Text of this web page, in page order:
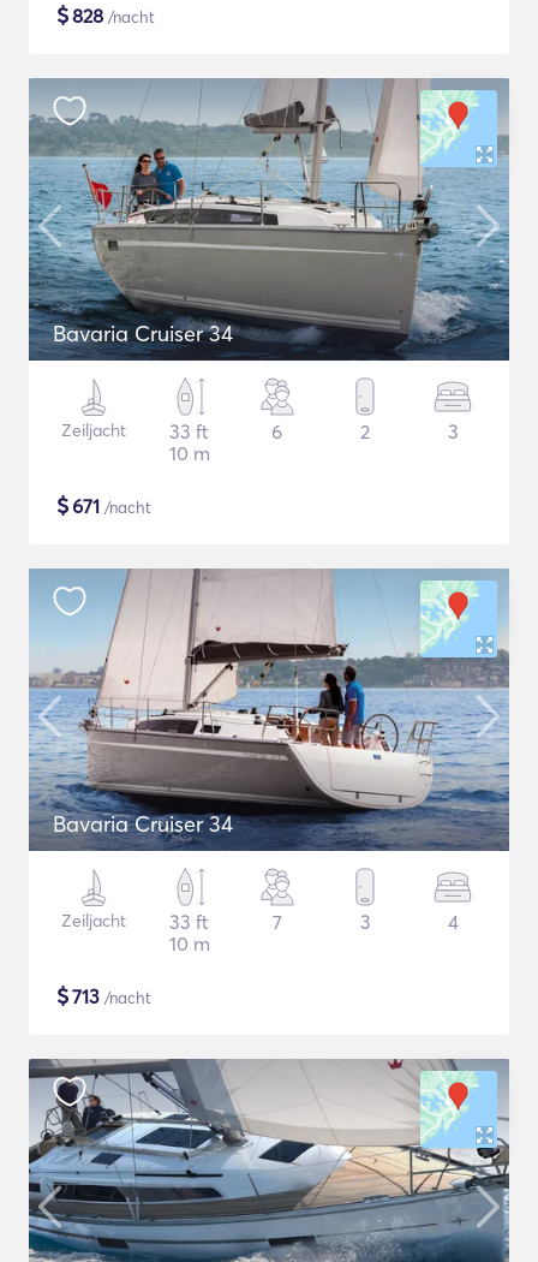
$828 /nacht
Bavaria Cruiser 34
Zeiljacht
33 ft
10 m
6 2 3
$671 /nacht
Bavaria Cruiser 34
Zeiljacht
33 ft
10 m
7 3 4
$713 /nacht